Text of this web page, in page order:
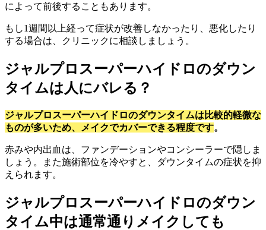
によって前後することもあります。
もし1週間以上経って症状が改善しなかったり、悪化したり
する場合は、クリニックに相談しましょう。
ジャルプロスーパーハイドロのダウン
タイムは人にバレる？
ジャルプロスーパーハイドロのダウンタイムは比較的軽微な
ものが多いため、メイクでカバーできる程度です。
赤みや内出血は、ファンデーションやコンシーラーで隠しま
しょう。また施術部位を冷やすと、ダウンタイムの症状を抑
えられます。
ジャルプロスーパーハイドロのダウン
タイム中は通常通りメイクしても